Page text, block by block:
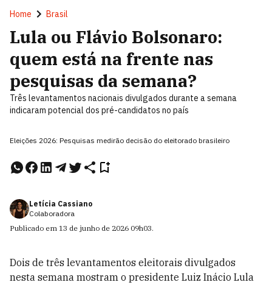
Home Brasil
Lula ou Flávio Bolsonaro:
quem está na frente nas
pesquisas da semana?
Três levantamentos nacionais divulgados durante a semana
indicaram potencial dos pré-candidatos no país
Eleições 2026: Pesquisas medirão decisão do eleitorado brasileiro
Letícia Cassiano
Colaboradora
Publicado em 13 de junho de 2026 09h03.
Dois de três levantamentos eleitorais divulgados
nesta semana mostram o presidente Luiz Inácio Lula